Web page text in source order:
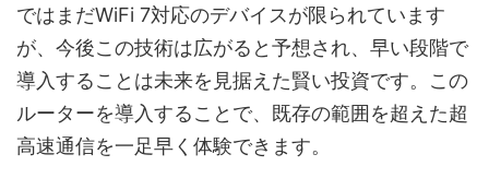
ではまだWiFi 7対応のデバイスが限られています
が、今後この技術は広がると予想され、早い段階で
導入することは未来を見据えた賢い投資です。この
ルーターを導入することで、既存の範囲を超えた超
高速通信を一足早く体験できます。